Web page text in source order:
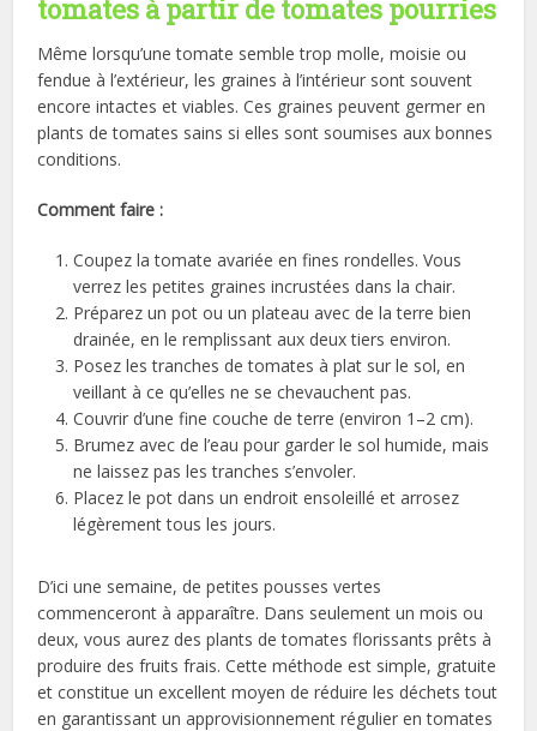
tomates à partir de tomates pourries
Même lorsqu’une tomate semble trop molle, moisie ou
fendue à l’extérieur, les graines à l’intérieur sont souvent
encore intactes et viables. Ces graines peuvent germer en
plants de tomates sains si elles sont soumises aux bonnes
conditions.
Comment faire :
Coupez la tomate avariée en fines rondelles. Vous
verrez les petites graines incrustées dans la chair.
Préparez un pot ou un plateau avec de la terre bien
drainée, en le remplissant aux deux tiers environ.
Posez les tranches de tomates à plat sur le sol, en
veillant à ce qu’elles ne se chevauchent pas.
Couvrir d’une fine couche de terre (environ 1–2 cm).
Brumez avec de l’eau pour garder le sol humide, mais
ne laissez pas les tranches s’envoler.
Placez le pot dans un endroit ensoleillé et arrosez
légèrement tous les jours.
D’ici une semaine, de petites pousses vertes
commenceront à apparaître. Dans seulement un mois ou
deux, vous aurez des plants de tomates florissants prêts à
produire des fruits frais. Cette méthode est simple, gratuite
et constitue un excellent moyen de réduire les déchets tout
en garantissant un approvisionnement régulier en tomates